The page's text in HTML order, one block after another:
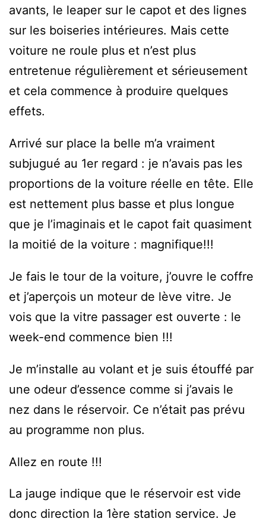
avants, le leaper sur le capot et des lignes
sur les boiseries intérieures. Mais cette
voiture ne roule plus et n’est plus
entretenue régulièrement et sérieusement
et cela commence à produire quelques
effets.
Arrivé sur place la belle m’a vraiment
subjugué au 1er regard : je n’avais pas les
proportions de la voiture réelle en tête. Elle
est nettement plus basse et plus longue
que je l’imaginais et le capot fait quasiment
la moitié de la voiture : magnifique!!!
Je fais le tour de la voiture, j’ouvre le coffre
et j’aperçois un moteur de lève vitre. Je
vois que la vitre passager est ouverte : le
week-end commence bien !!!
Je m’installe au volant et je suis étouffé par
une odeur d’essence comme si j’avais le
nez dans le réservoir. Ce n’était pas prévu
au programme non plus.
Allez en route !!!
La jauge indique que le réservoir est vide
donc direction la 1ère station service. Je